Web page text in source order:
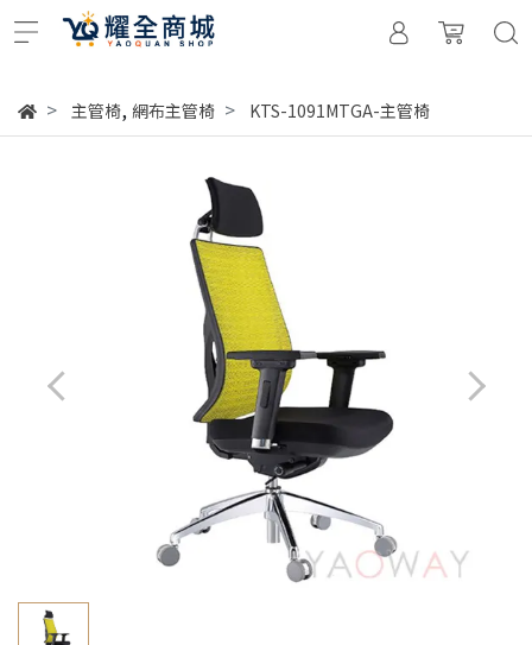
主管椅, 網布主管椅 KTS-1091MTGA-主管椅